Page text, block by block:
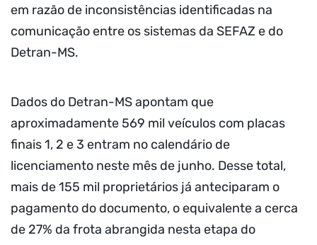
em razão de inconsistências identificadas na
comunicação entre os sistemas da SEFAZ e do
Detran-MS.
Dados do Detran-MS apontam que
aproximadamente 569 mil veículos com placas
finais 1, 2 e 3 entram no calendário de
licenciamento neste mês de junho. Desse total,
mais de 155 mil proprietários já anteciparam o
pagamento do documento, o equivalente a cerca
de 27% da frota abrangida nesta etapa do